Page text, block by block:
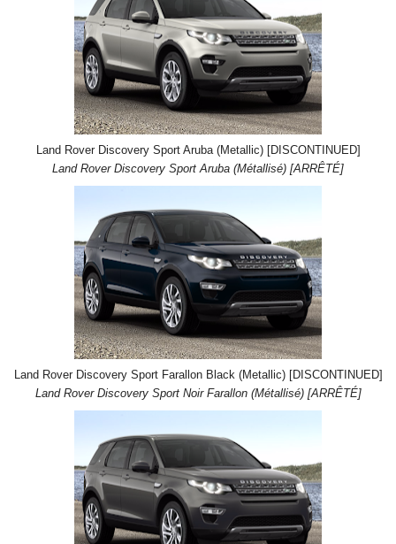
Land Rover Discovery Sport Aruba (Metallic) [DISCONTINUED]
Land Rover Discovery Sport Aruba (Métallisé) [ARRÊTÉ]
Land Rover Discovery Sport Farallon Black (Metallic) [DISCONTINUED]
Land Rover Discovery Sport Noir Farallon (Métallisé) [ARRÊTÉ]